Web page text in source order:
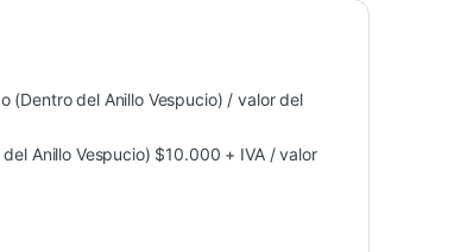
(Dentro del Anillo Vespucio) / valor del
Anillo Vespucio) $10.000 + IVA / valor